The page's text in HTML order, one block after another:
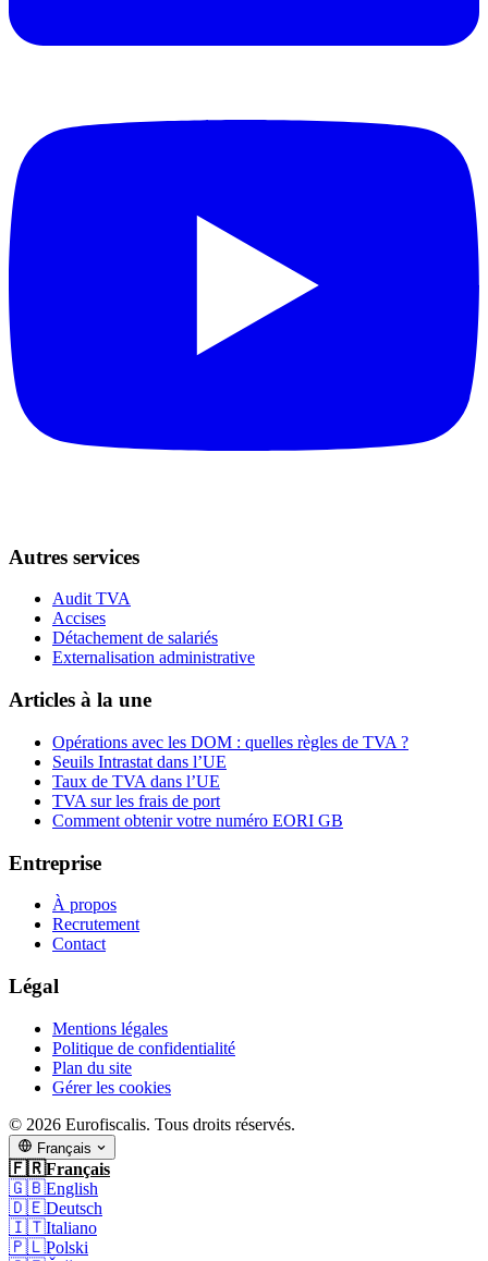
Autres services
Audit TVA
Accises
Détachement de salariés
Externalisation administrative
Articles à la une
Opérations avec les DOM : quelles règles de TVA ?
Seuils Intrastat dans l’UE
Taux de TVA dans l’UE
TVA sur les frais de port
Comment obtenir votre numéro EORI GB
Entreprise
À propos
Recrutement
Contact
Légal
Mentions légales
Politique de confidentialité
Plan du site
Gérer les cookies
© 2026 Eurofiscalis. Tous droits réservés.
Français
🇫🇷Français
🇬🇧English
🇩🇪Deutsch
🇮🇹Italiano
🇵🇱Polski